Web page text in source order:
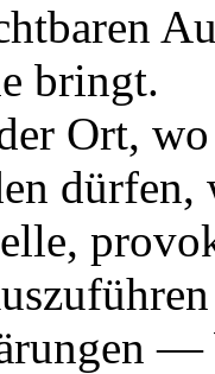
bringt.
Ort,
dürfen,